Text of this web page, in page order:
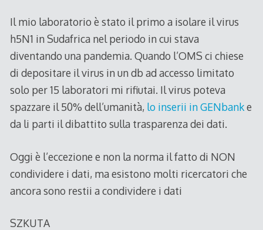
Il mio laboratorio è stato il primo a isolare il virus
h5N1 in Sudafrica nel periodo in cui stava
diventando una pandemia. Quando l’OMS ci chiese
di depositare il virus in un db ad accesso limitato
solo per 15 laboratori mi rifiutai. Il virus poteva
spazzare il 50% dell’umanità, lo inserii in GENbanke
da li parti il dibattito sulla trasparenza dei dati.
Oggi è l’eccezione e non la norma il fatto di NON
condividere i dati, ma esistono molti ricercatori che
ancora sono restii a condividere i dati
SZKUTA